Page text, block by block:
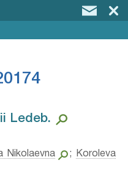
Ledeb.⁣
Nikolaevna ;
Koroleva